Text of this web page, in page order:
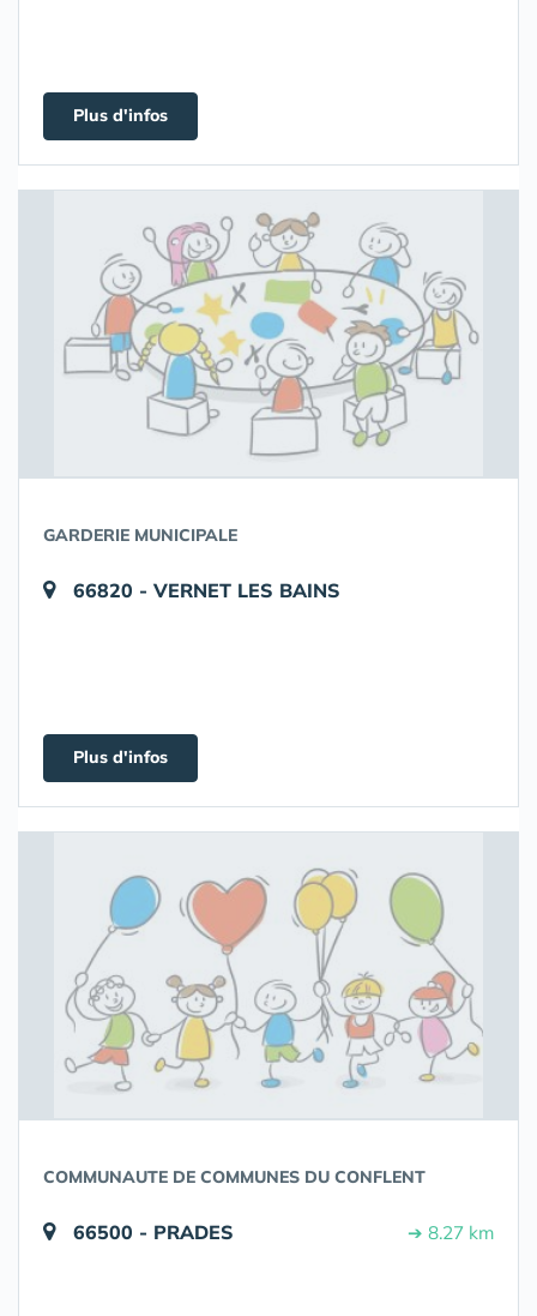
Plus d'infos
GARDERIE MUNICIPALE
66820 - VERNET LES BAINS
Plus d'infos
COMMUNAUTE DE COMMUNES DU CONFLENT
66500 - PRADES ➔ 8.27 km